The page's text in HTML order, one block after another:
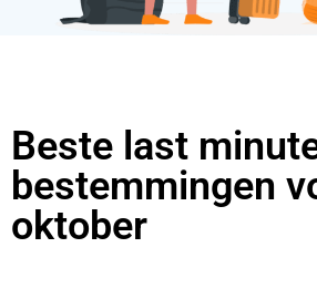
Beste last
bestemmingen
oktober